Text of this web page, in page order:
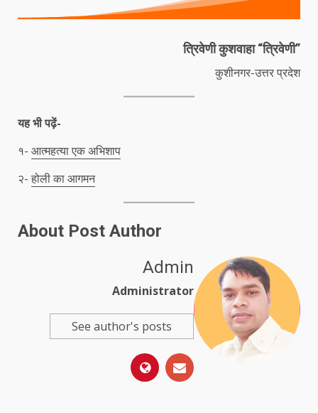
त्रिवेणी कुशवाहा “त्रिवेणी”
कुशीनगर-उत्तर प्रदेश
यह भी पढ़ें-
१- आत्महत्या एक अभिशाप
२- होली का आगमन
About Post Author
Admin
Administrator
See author's posts